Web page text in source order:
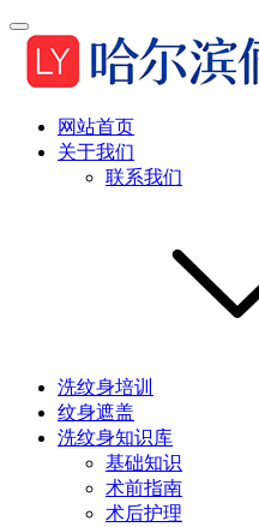
网站首页
关于我们
联系我们
洗纹身培训
纹身遮盖
洗纹身知识库
基础知识
术前指南
术后护理